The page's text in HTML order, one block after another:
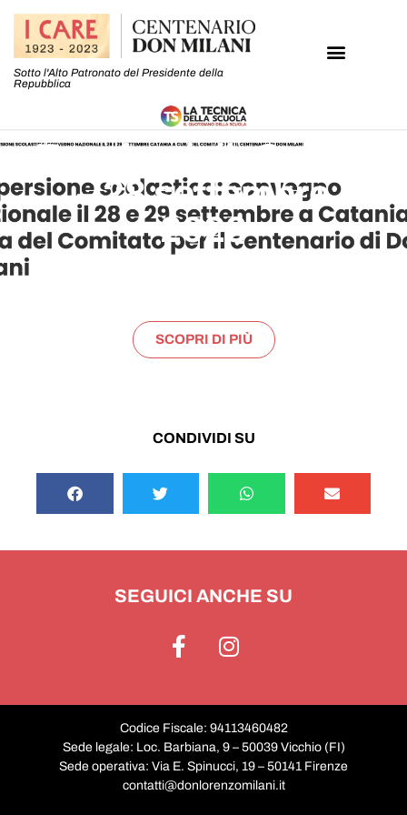
Sotto l'Alto Patronato del Presidente della
Repubblica
– 28 settembre
2023
SCOPRI DI PIÙ
CONDIVIDI SU
SEGUICI ANCHE SU
Codice Fiscale: 94113460482
Sede legale: Loc. Barbiana, 9 – 50039 Vicchio (FI)
Sede operativa: Via E. Spinucci, 19 – 50141 Firenze
contatti@donlorenzomilani.it